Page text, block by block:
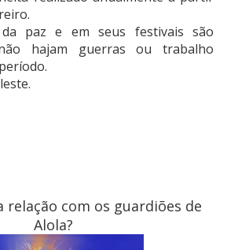
paz e em seus festivais são
hajam guerras ou trabalho
relação com os guardiões de
Alola?